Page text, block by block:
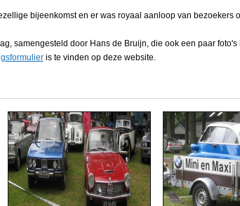
bijeenkomst en er was royaal aanloop van bezoekers
samengesteld door Hans de Bruijn, die ook een paar
is te vinden op deze website.